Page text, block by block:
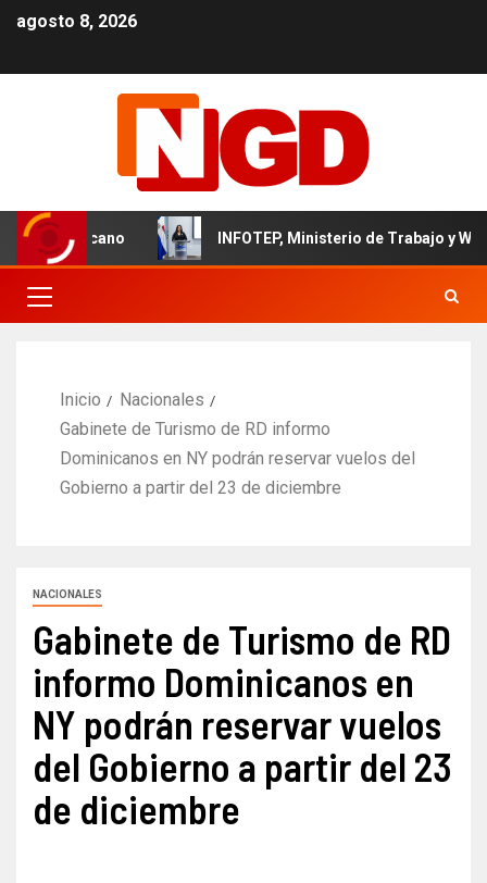
agosto 8, 2026
INFOTEP, Ministerio de Trabajo y World
Inicio
Nacionales
Gabinete de Turismo de RD informo
Dominicanos en NY podrán reservar vuelos del
Gobierno a partir del 23 de diciembre
NACIONALES
Gabinete de Turismo de RD
informo Dominicanos en
NY podrán reservar vuelos
del Gobierno a partir del 23
de diciembre